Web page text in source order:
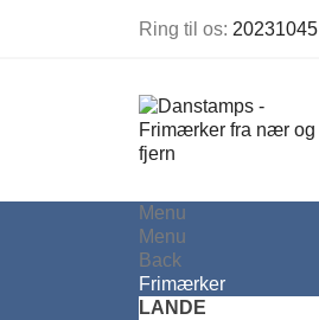
Ring til os: 20231045
Menu
Menu
Back
Frimærker
LANDE